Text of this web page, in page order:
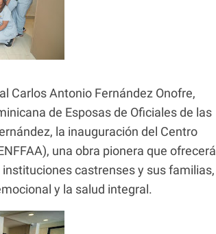
Carlos Antonio Fernández Onofre,
de Esposas de Oficiales de las
la inauguración del Centro
una obra pionera que ofrecerá
castrenses y sus familias,
y la salud integral.